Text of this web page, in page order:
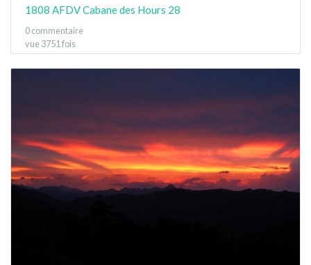
1808 AFDV Cabane des Hours 28
0 commentaire
vue 3751 fois